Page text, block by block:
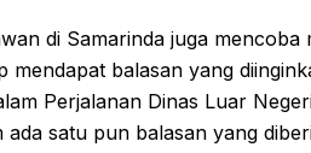
di Samarinda juga mencoba
mendapat balasan yang
Perjalanan Dinas Luar
ada satu pun balasan yang